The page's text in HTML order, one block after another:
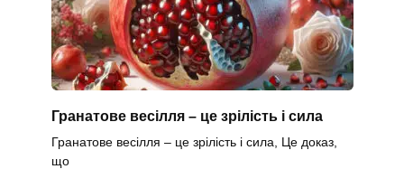
Гранатове весілля – це зрілість і сила
Гранатове весілля – це зрілість і сила, Це доказ,
що